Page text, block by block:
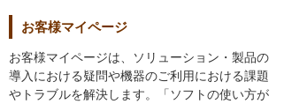
お客様マイページ
お客様マイページは、ソリューション・製品の
導入における疑問や機器のご利用における課題
やトラブルを解決します。「ソフトの使い方が